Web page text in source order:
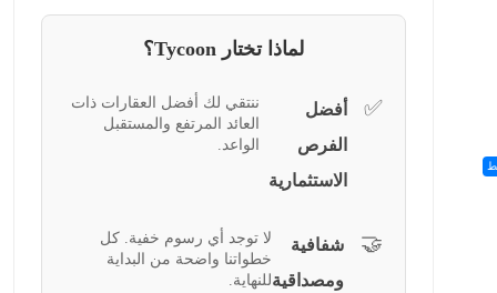
لماذا تختار Tycoon؟
✅
أفضل
الفرص
الاستثمارية
ننتقي لك أفضل العقارات ذات
العائد المرتفع والمستقبل
الواعد.
🤝
شفافية
ومصداقية
لا توجد أي رسوم خفية. كل
خطواتنا واضحة من البداية
للنهاية.